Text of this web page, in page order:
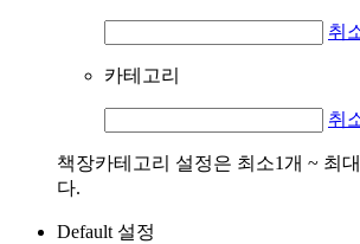
취
카테고리
취
책장카테고리 설정은 최소1개 ~ 최
다.
Default 설정